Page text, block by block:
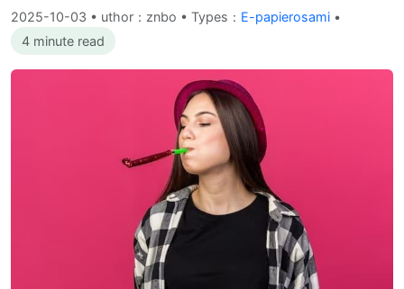
2025-10-03 • uthor：znbo • Types： E-papierosami •
4 minute read